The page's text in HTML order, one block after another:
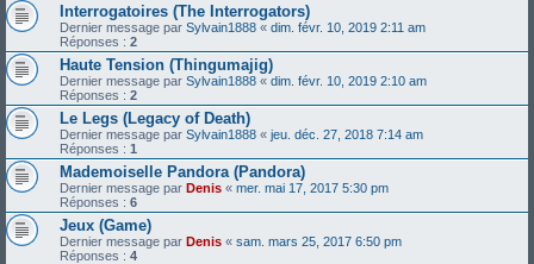
Interrogatoires (The Interrogators)
Dernier message par Sylvain1888 « dim. févr. 10, 2019 2:11 am
Réponses : 2
Haute Tension (Thingumajig)
Dernier message par Sylvain1888 « dim. févr. 10, 2019 2:10 am
Réponses : 2
Le Legs (Legacy of Death)
Dernier message par Sylvain1888 « jeu. déc. 27, 2018 7:14 am
Réponses : 1
Mademoiselle Pandora (Pandora)
Dernier message par Denis « mer. mai 17, 2017 5:30 pm
Réponses : 6
Jeux (Game)
Dernier message par Denis « sam. mars 25, 2017 6:50 pm
Réponses : 4